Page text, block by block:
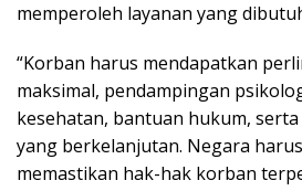
memperoleh layanan yang
“Korban harus mendapatkan
maksimal, pendampingan
kesehatan, bantuan hukum,
yang berkelanjutan. Negara
memastikan hak-hak korban